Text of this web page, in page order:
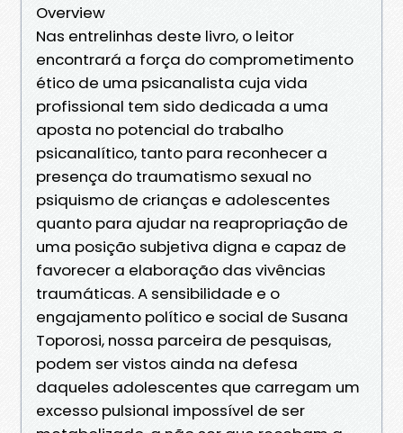
Overview
Nas entrelinhas deste livro, o leitor
encontrará a força do comprometimento
ético de uma psicanalista cuja vida
profissional tem sido dedicada a uma
aposta no potencial do trabalho
psicanalítico, tanto para reconhecer a
presença do traumatismo sexual no
psiquismo de crianças e adolescentes
quanto para ajudar na reapropriação de
uma posição subjetiva digna e capaz de
favorecer a elaboração das vivências
traumáticas. A sensibilidade e o
engajamento político e social de Susana
Toporosi, nossa parceira de pesquisas,
podem ser vistos ainda na defesa
daqueles adolescentes que carregam um
excesso pulsional impossível de ser